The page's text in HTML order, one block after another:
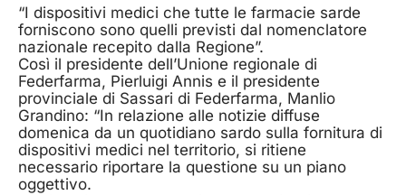
“I dispositivi medici che tutte le farmacie sarde
forniscono sono quelli previsti dal nomenclatore
nazionale recepito dalla Regione”.
Così il presidente dell’Unione regionale di
Federfarma, Pierluigi Annis e il presidente
provinciale di Sassari di Federfarma, Manlio
Grandino: “In relazione alle notizie diffuse
domenica da un quotidiano sardo sulla fornitura di
dispositivi medici nel territorio, si ritiene
necessario riportare la questione su un piano
oggettivo.